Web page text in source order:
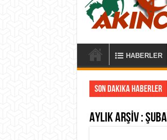
HABERLER
Son Dakika Haberler
AYLIK ARŞIV :